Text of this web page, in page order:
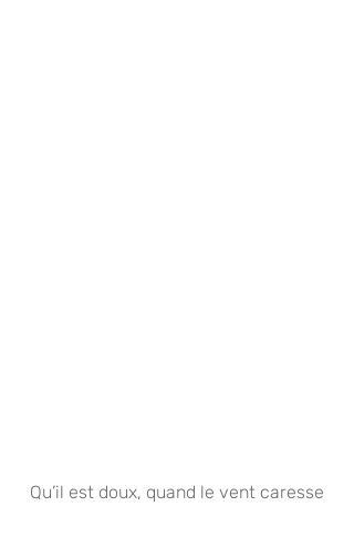
Qu’il est doux, quand le vent caresse